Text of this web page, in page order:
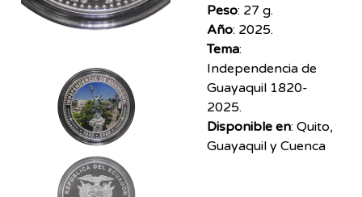
Peso: 27 g.
Año: 2025.
Tema:
Independencia de
Guayaquil 1820-
2025.
Disponible en: Quito,
Guayaquil y Cuenca